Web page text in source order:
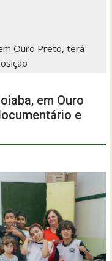
Ouro Preto, terá
em Ouro
e